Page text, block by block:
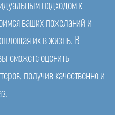
подходом к
ваших пожеланий и
их в жизнь. В
сможете оценить
получив качественно и